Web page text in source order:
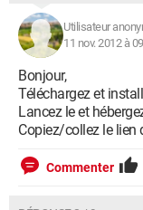
Utilisateur
11 nov. 2012 à
Bonjour,
Téléchargez et
Lancez le et
Copiez/collez le lien
Commenter